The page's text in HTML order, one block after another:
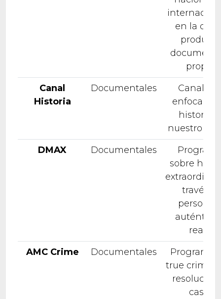
en la que
propios
Canal
Historia
Documentales
Canal
enfocado
historia
nuestro
DMAX
Documentales
sobre
través
reales
AMC Crime
Documentales
true crime
resolución
casos,